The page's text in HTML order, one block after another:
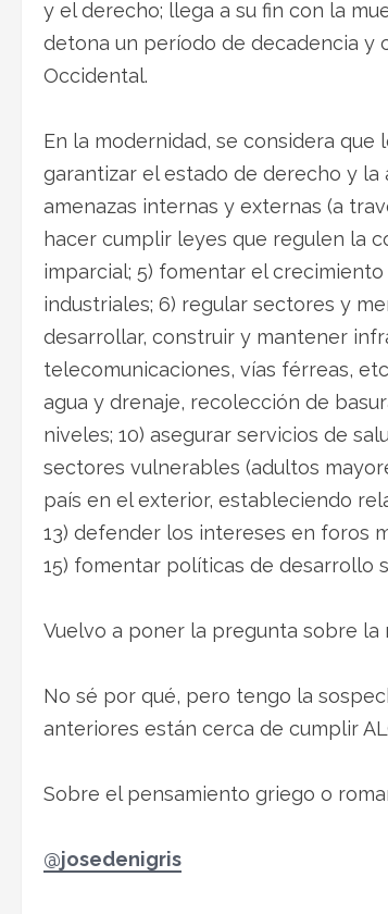
y el derecho; llega a su fin con la
detona un período de decadencia y
Occidental.
En la modernidad, se considera que
garantizar el estado de derecho y la
amenazas internas y externas (a
hacer cumplir leyes que regulen la
imparcial; 5) fomentar el
industriales; 6) regular sectores y
desarrollar, construir y mantener
telecomunicaciones, vías férreas,
agua y drenaje, recolección de
niveles; 10) asegurar servicios de
sectores vulnerables (adultos
país en el exterior, estableciendo
13) defender los intereses en foros
15) fomentar políticas de desarrollo
Vuelvo a poner la pregunta sobre la
No sé por qué, pero tengo la
anteriores están cerca de cumplir
Sobre el pensamiento griego o
@josedenigris